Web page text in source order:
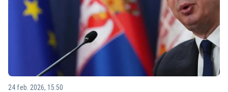
24 feb. 2026, 15:50